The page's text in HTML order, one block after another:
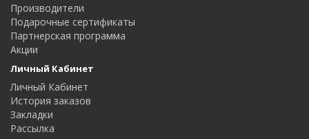
Производители
Подарочные сертификаты
Партнерская программа
Акции
Личный Кабинет
Личный Кабинет
История заказов
Закладки
Рассылка